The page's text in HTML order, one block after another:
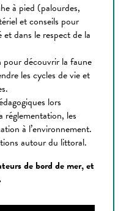
à pied (palourdes,
et conseils pour
dans le respect de la
pour découvrir la faune
les cycles de vie et
lors
réglementation, les
à l’environnement.
autour du littoral.
de bord de mer, et